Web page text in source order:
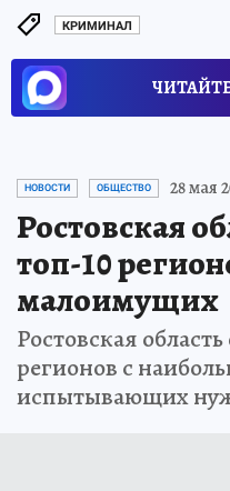
КРИМИНАЛ
НОВОСТИ ОБЩЕСТВО 28 мая
Ростовская
топ-10
малоимущих
Ростовская
регионов с
испытывающих